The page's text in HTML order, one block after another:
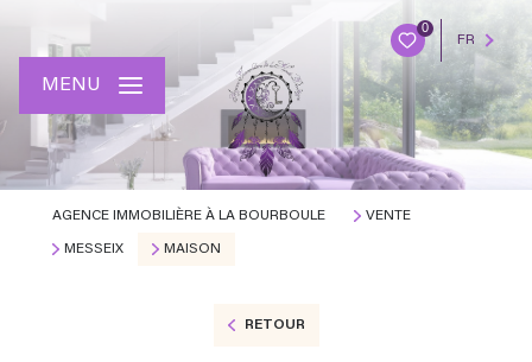
0
FR
MENU
AGENCE IMMOBILIÈRE À LA BOURBOULE VENTE
MESSEIX MAISON
RETOUR